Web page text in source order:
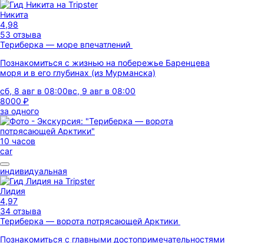
Никита
4,98
53 отзыва
Териберка — море впечатлений
Познакомиться с жизнью на побережье Баренцева
моря и в его глубинах (из Мурманска)
сб, 8 авг в 08:00вс, 9 авг в 08:00
8000 ₽
за одного
10 часов
car
индивидуальная
Лидия
4,97
34 отзыва
Териберка — ворота потрясающей Арктики
Познакомиться с главными достопримечательностями